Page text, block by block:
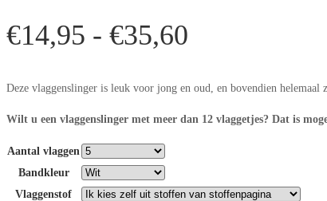
€14,95 - €35,60
tot
€35,60
Deze vlaggenslinger is leuk voor jong en oud, en bovendien helemaal
Wilt u een vlaggenslinger met meer dan 12 vlaggetjes? Dat is
Aantal vlaggen
Bandkleur
Vlaggenstof